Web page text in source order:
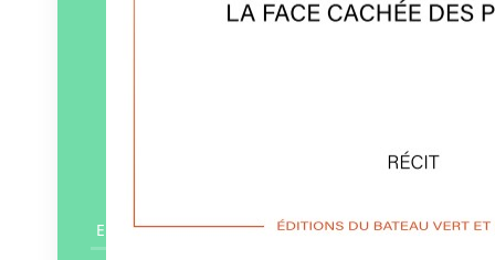
En savoir plus